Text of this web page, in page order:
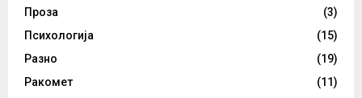
Проза
(3)
Психологија
(15)
Разно
(19)
Ракомет
(11)